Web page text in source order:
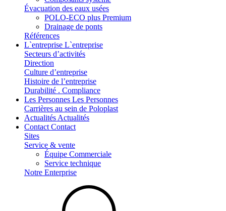
Évacuation des eaux usées
POLO-ECO plus Premium
Drainage de ponts
Références
L`entreprise L`entreprise
Secteurs d’activités
Direction
Culture d’entreprise
Histoire de l’entreprise
Durabilité . Compliance
Les Personnes Les Personnes
Carrières au sein de Poloplast
Actualités Actualités
Contact Contact
Sites
Service & vente
Équipe Commerciale
Service technique
Notre Enterprise